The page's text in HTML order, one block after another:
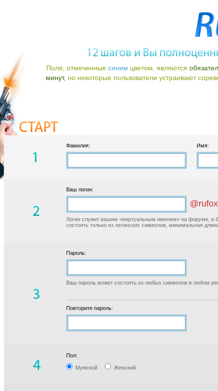
Поля, отмеченные синим цветом, являются
минут, но некоторые пользователи устраивают
Фамилия: Имя:
Ваш логин:
Логин служит вашим «виртуальным именем» на форуме, в
состоять только из латинских символов, минимальная
Пароль:
Ваш пароль может состоять из любых символов в любом
Повторите пароль:
Пол:
Мужской Женский